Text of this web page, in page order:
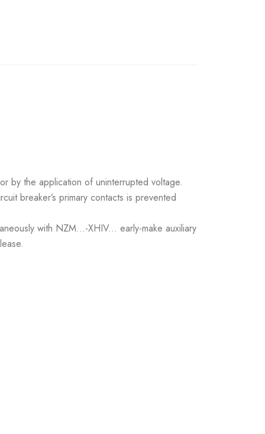
by the application of uninterrupted voltage.
breaker’s primary contacts is prevented
with NZM...-XHIV... early-make auxiliary